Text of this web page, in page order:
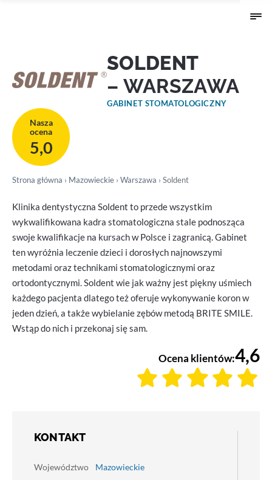
SOLDENT
– WARSZAWA
GABINET STOMATOLOGICZNY
Nasza
ocena
5,0
Strona główna › Mazowieckie › Warszawa › Soldent
Klinika dentystyczna Soldent to przede wszystkim
wykwalifikowana kadra stomatologiczna stale podnosząca
swoje kwalifikacje na kursach w Polsce i zagranicą. Gabinet
ten wyróżnia leczenie dzieci i dorosłych najnowszymi
metodami oraz technikami stomatologicznymi oraz
ortodontycznymi. Soldent wie jak ważny jest piękny uśmiech
każdego pacjenta dlatego też oferuje wykonywanie koron w
jeden dzień, a także wybielanie zębów metodą BRITE SMILE.
Wstąp do nich i przekonaj się sam.
Ocena klientów:4,6
KONTAKT
Województwo Mazowieckie